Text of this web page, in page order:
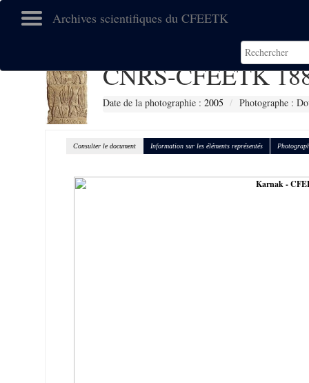
Archives scientifiques du CFEETK
CNRS-CFEETK
Date de la photographie : 2005 Photographe :
Consulter le document Information sur les éléments représentés